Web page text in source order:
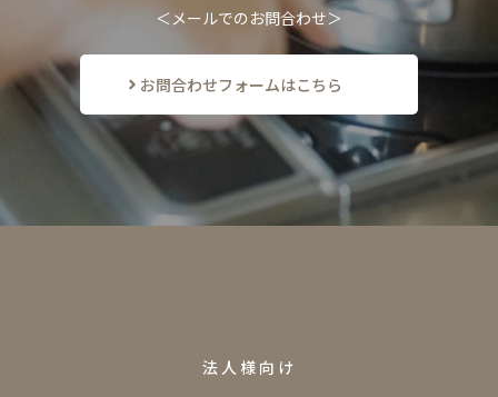
＜メールでのお問合わせ＞
お問合わせフォームはこちら
法人様向け